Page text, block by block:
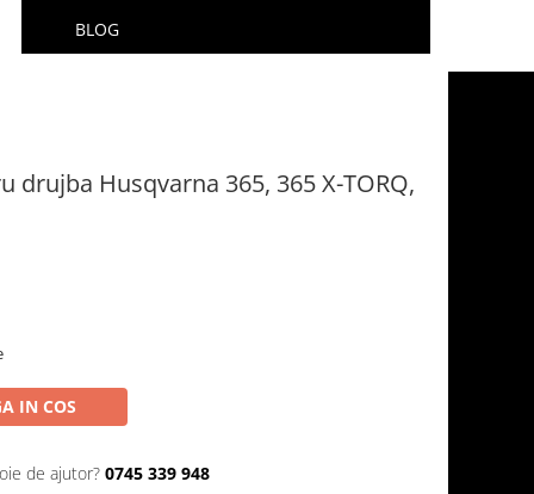
BLOG
drujba Husqvarna 365, 365 X-TORQ,
IN COS
de ajutor? 0745 339 948